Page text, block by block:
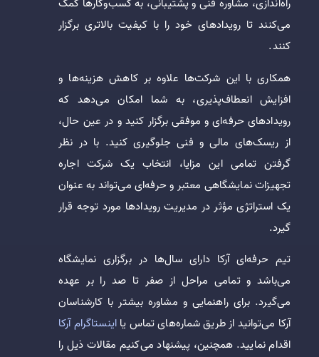
راه‌اندازی، مشاوره فنی و پشتیبانی، به کسب‌وکارها کمک
می‌کنند تا رویدادهای خود را با کیفیت بالاتری برگزار
کنند.
همکاری با این شرکت‌ها علاوه بر کاهش هزینه‌ها و
افزایش انعطاف‌پذیری، به شما امکان می‌دهد که
رویدادهای حرفه‌ای و موفقی برگزار کنید و در عین حال،
از ریسک‌های مالی و فنی جلوگیری کنید. با در نظر
گرفتن تمامی این مزایا، انتخاب یک شرکت اجاره
تجهیزات نمایشگاهی معتبر و حرفه‌ای می‌تواند به عنوان
یک استراتژی مؤثر در مدیریت رویدادها مورد توجه قرار
گیرد.
تیم حرفه‌ای آرکا دارای سال‌ها در برگزاری نمایشگاه
می‌باشد و تمامی مراحل از صفر تا صد را بر عهده
می‌گیرد. برای راهنمایی و مشاوره بیشتر با کارشناسان
آرکا می‌توانید از طریق شماره‌های تماس یااینستاگرام آرکا
اقدام نمایید. همچنین، پیشنهاد می‌کنیم مقالات ذیل را